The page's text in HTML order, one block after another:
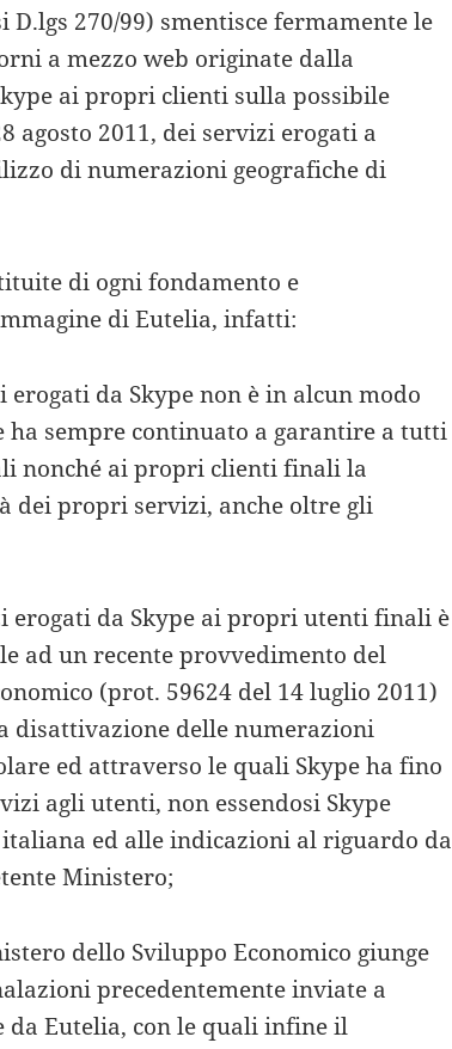
D.lgs 270/99) smentisce fermamente le
a mezzo web originate dalla
ai propri clienti sulla possibile
agosto 2011, dei servizi erogati a
di numerazioni geografiche di
di ogni fondamento e
di Eutelia, infatti:
erogati da Skype non è in alcun modo
ha sempre continuato a garantire a tutti
nonché ai propri clienti finali la
dei propri servizi, anche oltre gli
erogati da Skype ai propri utenti finali è
ad un recente provvedimento del
(prot. 59624 del 14 luglio 2011)
disattivazione delle numerazioni
ed attraverso le quali Skype ha fino
agli utenti, non essendosi Skype
ed alle indicazioni al riguardo da
Ministero;
dello Sviluppo Economico giunge
precedentemente inviate a
da Eutelia, con le quali infine il